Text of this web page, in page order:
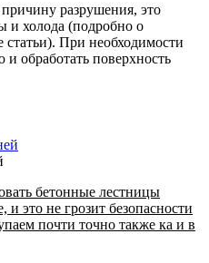
разрушения, это
и холода (подробно о
При необходимости
обработать поверхность
бетонные лестницы
это не грозит безопасности
почти точно также ка и в